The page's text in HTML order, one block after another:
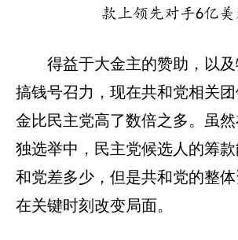
款上领先对手6亿美
得益于大金主的赞助，以
搞钱号召力，现在共和党相关
金比民主党高了数倍之多。虽
独选举中，民主党候选人的筹
和党差多少，但是共和党的整
在关键时刻改变局面。